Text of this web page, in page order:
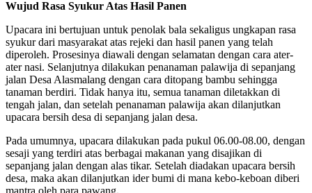
Wujud Rasa Syukur Atas Hasil Panen
Upacara ini bertujuan untuk penolak bala sekaligus ungkapan rasa
syukur dari masyarakat atas rejeki dan hasil panen yang telah
diperoleh. Prosesinya diawali dengan selamatan dengan cara ater-
ater nasi. Selanjutnya dilakukan penanaman palawija di sepanjang
jalan Desa Alasmalang dengan cara ditopang bambu sehingga
tanaman berdiri. Tidak hanya itu, semua tanaman diletakkan di
tengah jalan, dan setelah penanaman palawija akan dilanjutkan
upacara bersih desa di sepanjang jalan desa.
Pada umumnya, upacara dilakukan pada pukul 06.00-08.00, dengan
sesaji yang terdiri atas berbagai makanan yang disajikan di
sepanjang jalan dengan alas tikar. Setelah diadakan upacara bersih
desa, maka akan dilanjutkan ider bumi di mana kebo-keboan diberi